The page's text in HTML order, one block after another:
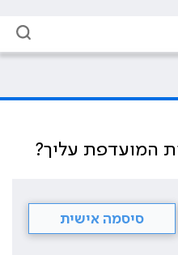
המועדפת עליך?
סיסמה אישית